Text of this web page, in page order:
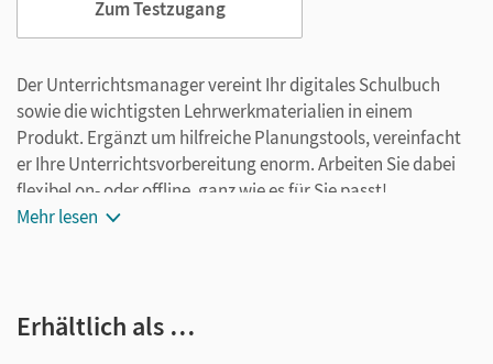
Zum Testzugang
Der Unterrichtsmanager vereint Ihr digitales Schulbuch
sowie die wichtigsten Lehrwerkmaterialien in einem
Produkt. Ergänzt um hilfreiche Planungstools, vereinfacht
er Ihre Unterrichtsvorbereitung enorm. Arbeiten Sie dabei
flexibel on- oder offline, ganz wie es für Sie passt!
Ihr Unterrichtsmanager zur den
Arbeitsheft, Arbeitsheft Fördern und Detektivblock zur
Mehr lesen
Erhältlich als …